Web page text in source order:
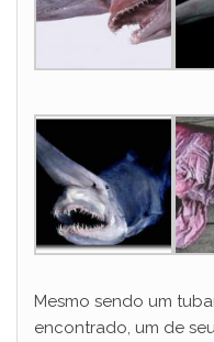
Mesmo sendo um
encontrado, um de